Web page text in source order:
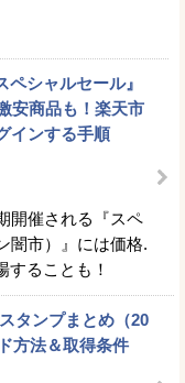
ペシャルセール』
安商品も！楽天市
インする手順
開催される『スペ
闇市）』には価格.
ることも！
タンプまとめ（20
方法＆取得条件